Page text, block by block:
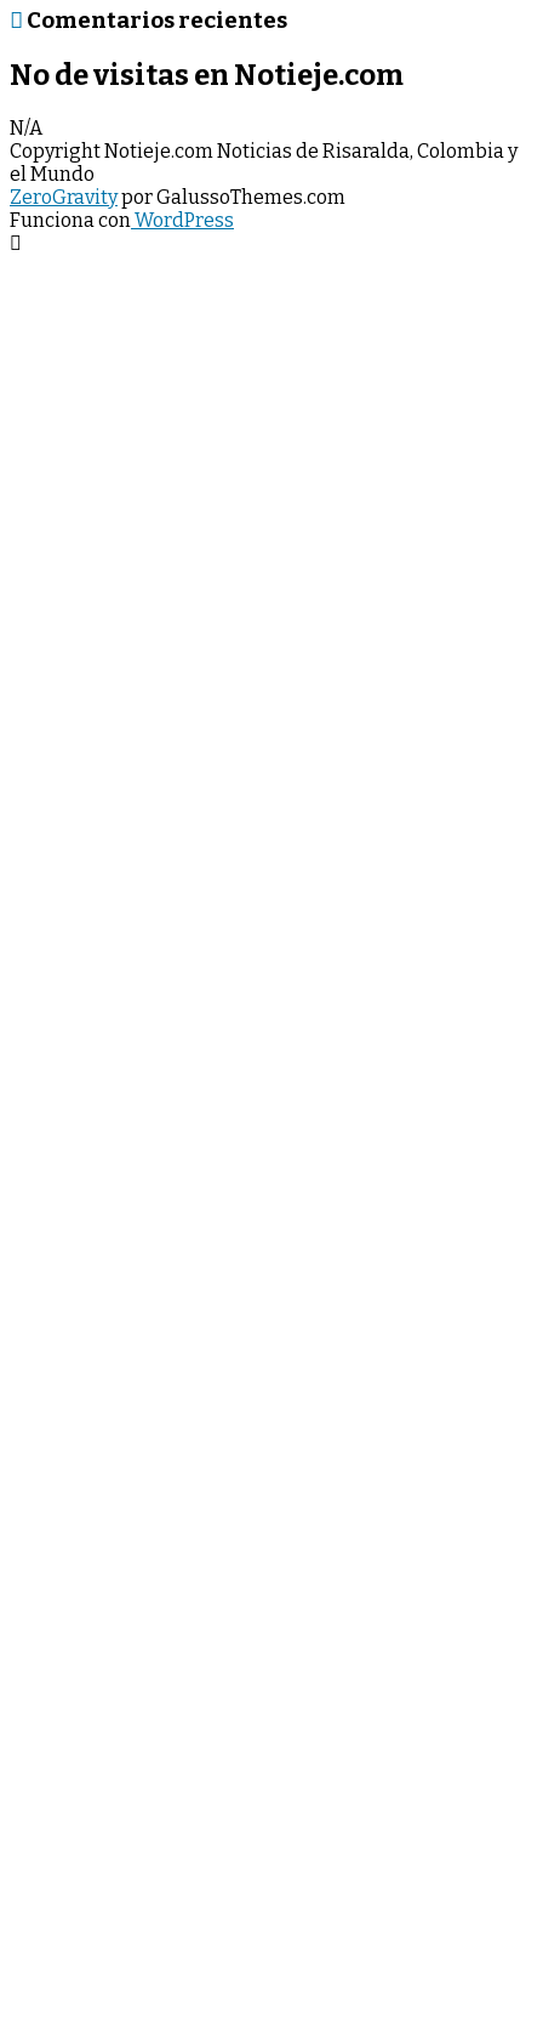
Comentarios recientes
No de visitas en Notieje.com
N/A
Copyright Notieje.com Noticias de Risaralda, Colombia y
el Mundo
ZeroGravitypor GalussoThemes.com
Funciona conWordPress